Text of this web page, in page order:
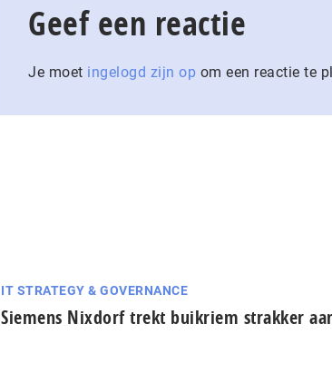
Geef een reactie
Je moet ingelogd zijn op om een reactie te
IT STRATEGY & GOVERNANCE
Siemens Nixdorf trekt buikriem strakker